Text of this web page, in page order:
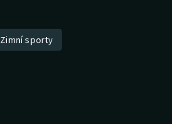
Zimní sporty